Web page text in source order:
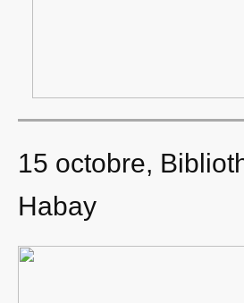
15 octobre,
Habay